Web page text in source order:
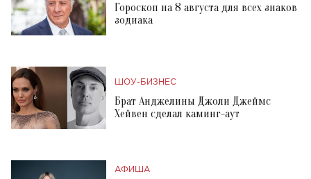
Гороскоп на 8 августа для всех знаков
зодиака
ШОУ-БИЗНЕС
Брат Анджелины Джоли Джеймс
Хейвен сделал каминг-аут
АФИША